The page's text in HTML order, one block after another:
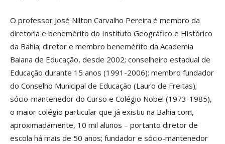
O professor José Nilton Carvalho Pereira é membro da
diretoria e benemérito do Instituto Geográfico e Histórico
da Bahia; diretor e membro benemérito da Academia
Baiana de Educação, desde 2002; conselheiro estadual de
Educação durante 15 anos (1991-2006); membro fundador
do Conselho Municipal de Educação (Lauro de Freitas);
sócio-mantenedor do Curso e Colégio Nobel (1973-1985),
o maior colégio particular que já existiu na Bahia com,
aproximadamente, 10 mil alunos – portanto diretor de
escola há mais de 50 anos; fundador e sócio-mantenedor